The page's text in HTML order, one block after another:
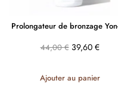
Prolongateur de bronzage
44,00€ 39,60 €
Ajouter au panier